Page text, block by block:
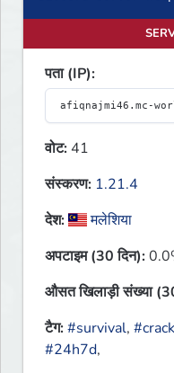
पता (IP):
वोट: 41
संस्करण: 1.21.4
देश:
मलेशिया
अपटाइम (30 दिन):
औसत खिलाड़ी संख्या
टैग:#survival,
#24h7d,